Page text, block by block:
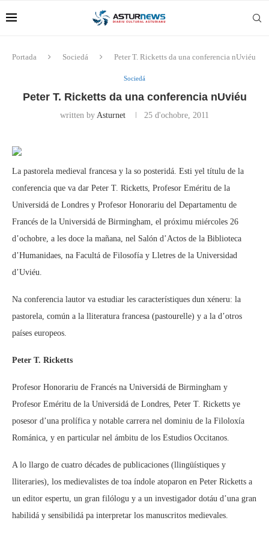
Portada Sociedá Peter T. Ricketts da una conferencia nUviéu
Sociedá
Peter T. Ricketts da una conferencia nUviéu
written by Asturnet 25 d'ochobre, 2011
La pastorela medieval francesa y la so posteridá. Esti yel títulu de la
conferencia que va dar Peter T. Ricketts, Profesor Eméritu de la
Universidá de Londres y Profesor Honorariu del Departamentu de
Francés de la Universidá de Birmingham, el próximu miércoles 26
d’ochobre, a les doce la mañana, nel Salón d’Actos de la Biblioteca
d’Humanidaes, na Facultá de Filosofía y Lletres de la Universidad
d’Uviéu.
Na conferencia lautor va estudiar les característiques dun xéneru: la
pastorela, común a la lliteratura francesa (pastourelle) y a la d’otros
países europeos.
Peter T. Ricketts
Profesor Honorariu de Francés na Universidá de Birmingham y
Profesor Eméritu de la Universidá de Londres, Peter T. Ricketts ye
posesor d’una prolífica y notable carrera nel dominiu de la Filoloxía
Románica, y en particular nel ámbitu de los Estudios Occitanos.
A lo llargo de cuatro décades de publicaciones (llingüístiques y
lliteraries), los medievalistes de toa índole atoparon en Peter Ricketts a
un editor espertu, un gran filólogu y a un investigador dotáu d’una gran
habilidá y sensibilidá pa interpretar los manuscritos medievales.